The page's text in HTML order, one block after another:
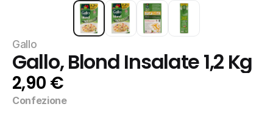
Gallo
Gallo, Blond Insalate 1,2 Kg
2,90 €
Confezione